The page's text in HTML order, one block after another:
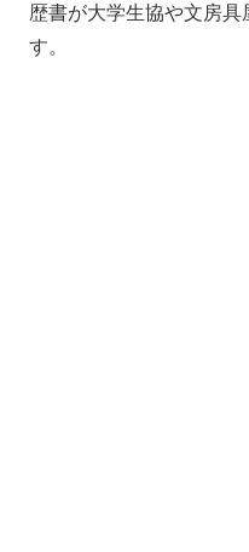
歴書が大学生協や文房具
す。